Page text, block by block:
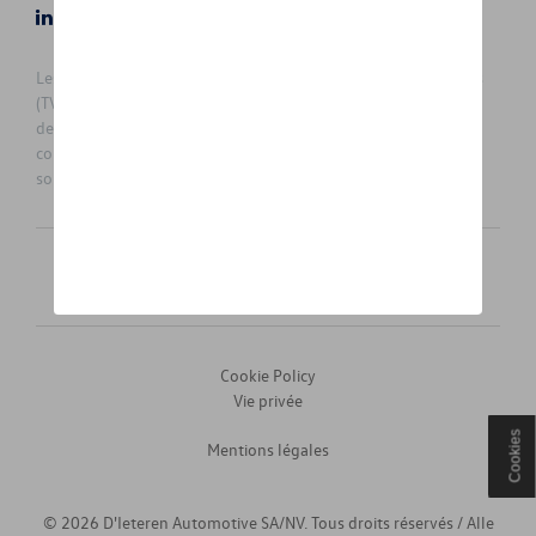
Les prix affichés sur le présent site sont des prix recommandés
(TVAc), hors éventuels frais de montage. Pour connaitre le prix
de vente actuel et les éventuels frais de montage, veuillez
contacter votre concessionnaire/agent. Les prix recommandés
sont sujets à des changements sans préavis.
Mentions légales
Cookie Policy
Vie privée
© 2026 D'Ieteren Automotive SA/NV. Tous droits réservés / Alle
Cookies